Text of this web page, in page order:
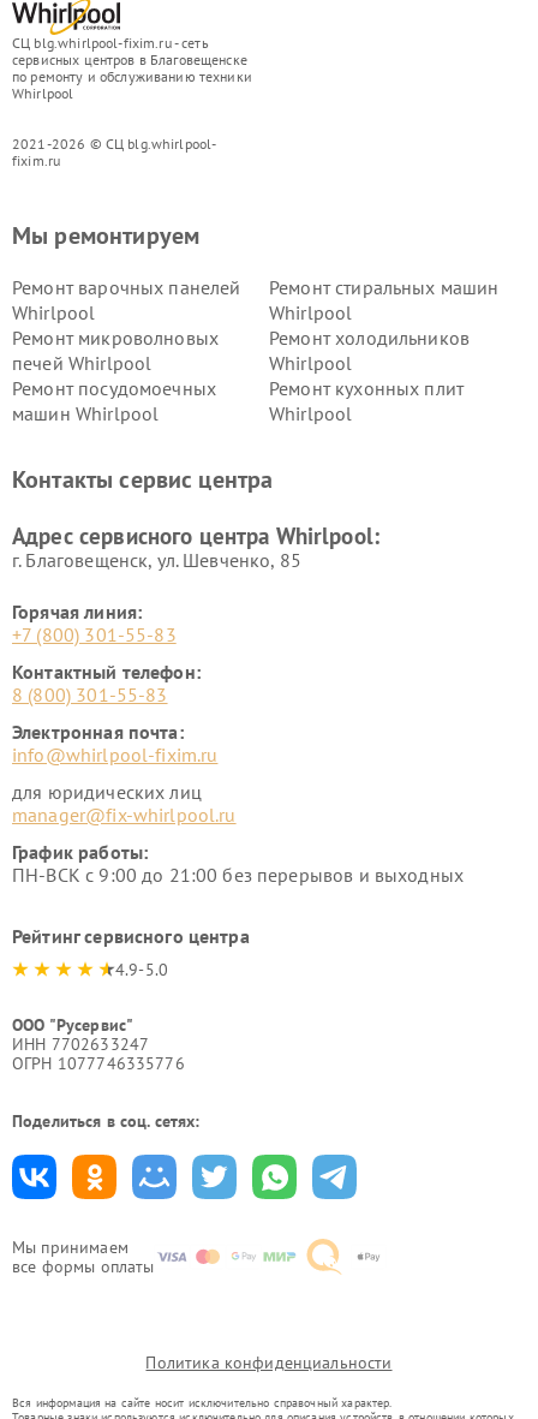
СЦ blg.whirlpool-fixim.ru - сеть
сервисных центров в Благовещенске
по ремонту и обслуживанию техники
Whirlpool
2021-2026 © СЦ blg.whirlpool-
fixim.ru
Мы принимаем
все формы оплаты
Мы ремонтируем
Ремонт варочных панелей
Whirlpool
Ремонт стиральных машин
Whirlpool
Ремонт микроволновых
печей Whirlpool
Ремонт холодильников
Whirlpool
Ремонт посудомоечных
машин Whirlpool
Ремонт кухонных плит
Whirlpool
Контакты сервис центра
Адрес сервисного центра Whirlpool:
г. Благовещенск, ул. Шевченко, 85
Горячая линия:
+7 (800) 301-55-83
Контактный телефон:
8 (800) 301-55-83
Электронная почта:
info@whirlpool-fixim.ru
для юридических лиц
manager@fix-whirlpool.ru
График работы:
ПН-ВСК с 9:00 до 21:00 без перерывов и выходных
Рейтинг сервисного центра
4.9-5.0
ООО "Русервис"
ИНН 7702633247
ОГРН 1077746335776
Поделиться в соц. сетях:
Политика конфиденциальности
Вся информация на сайте носит исключительно справочный характер.